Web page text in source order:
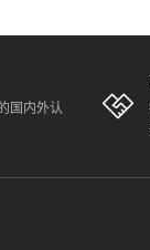
国内外认